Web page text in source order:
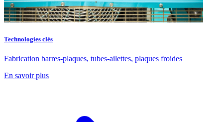
Technologies clés
Fabrication barres-plaques, tubes-ailettes, plaques froides
En savoir plus